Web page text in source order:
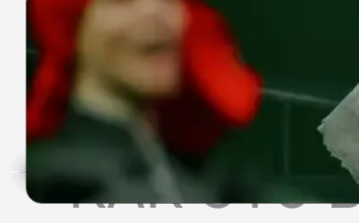
КАК ЭТО